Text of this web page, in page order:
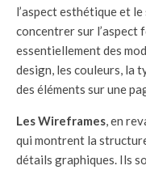
l’aspect esthétique et
concentrer sur l’aspect
essentiellement des
design, les couleurs, la
des éléments sur une
Les Wireframes, en
qui montrent la
détails graphiques. Ils